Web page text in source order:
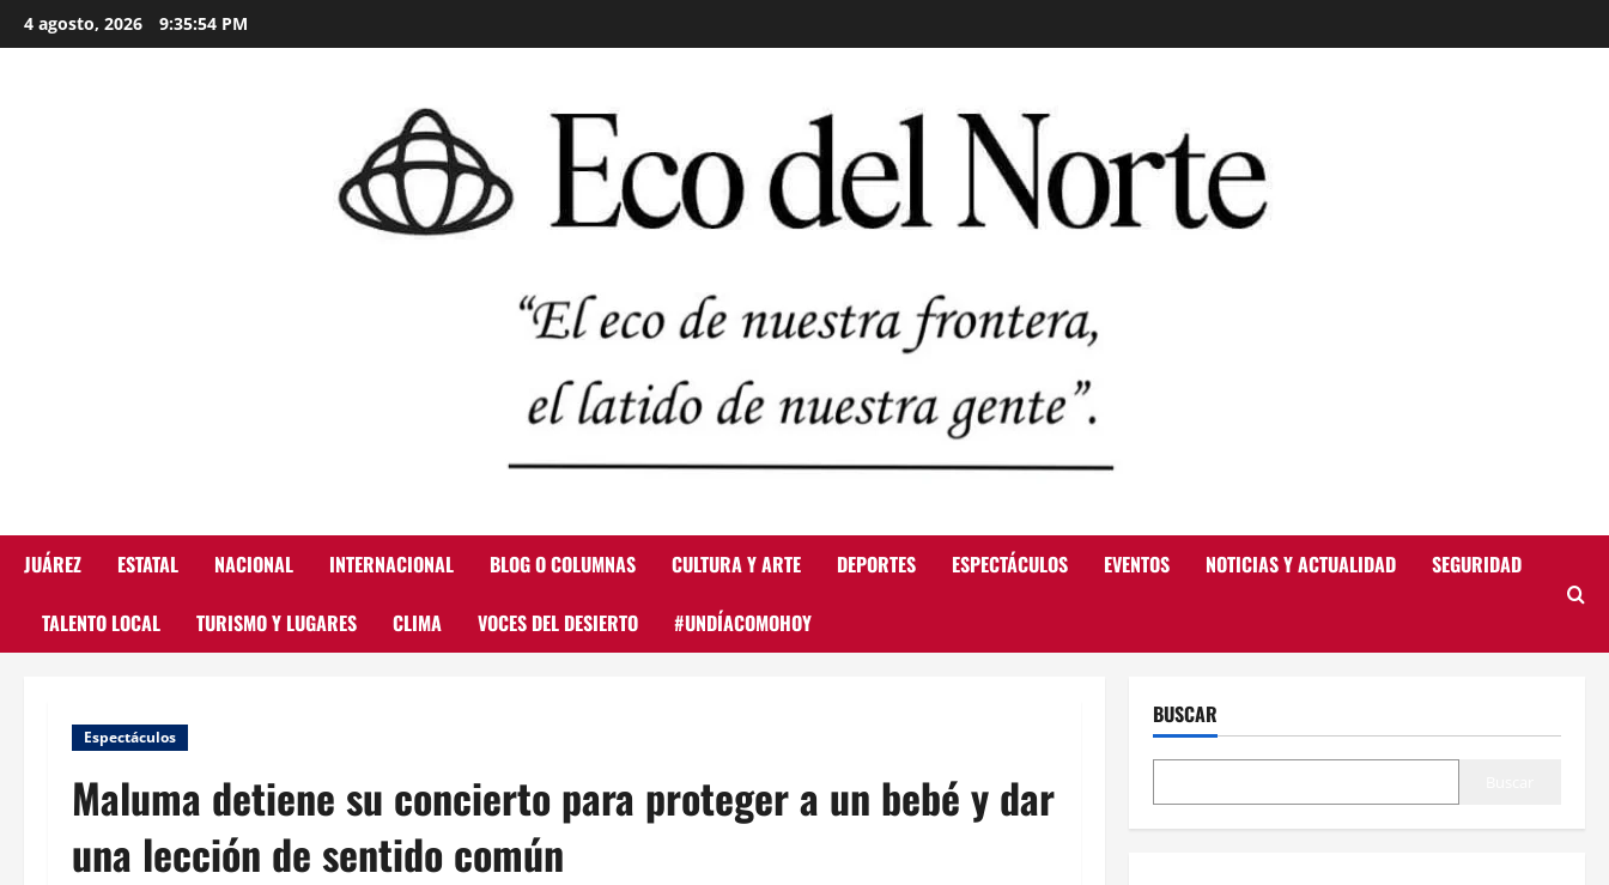
Skip
to
4 agosto, 2026 9:35:55 PM
JUÁREZ ESTATAL NACIONAL INTERNACIONAL BLOG O COLUMNAS CULTURA Y ARTE DEPORTES ESPECTÁCULOS EVENTOS NOTICIAS Y ACTUALIDAD SEGURIDAD
TALENTO LOCAL TURISMO Y LUGARES CLIMA VOCES DEL DESIERTO #UNDÍACOMOHOY
Espectáculos
Maluma detiene su concierto para proteger a un bebé y dar
una lección de sentido común
BUSCAR